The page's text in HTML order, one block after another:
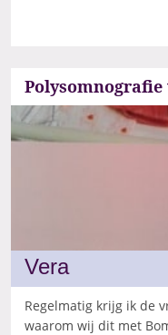
Vera
Regelmatig krijg ik de
waarom wij dit met